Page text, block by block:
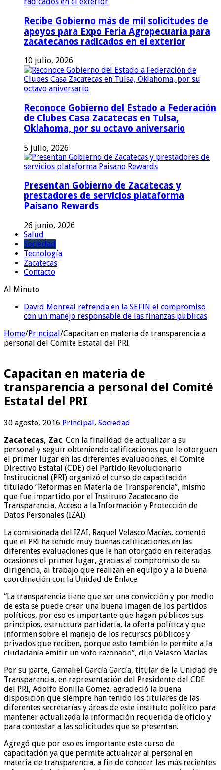
Recibe Gobierno más de mil solicitudes de
apoyos para Expo Feria Agropecuaria para
zacatecanos radicados en el exterior
10 julio, 2026
Reconoce Gobierno del Estado a Federación
de Clubes Casa Zacatecas en Tulsa,
Oklahoma, por su octavo aniversario
5 julio, 2026
Presentan Gobierno de Zacatecas y
prestadores de servicios plataforma
Paisano Rewards
26 junio, 2026
Salud
Sociedad
Tecnología
Zacatecas
Contacto
Al Minuto
David Monreal refrenda en la SEFIN el compromiso
con un manejo responsable de las finanzas públicas
Home/Principal/Capacitan en materia de transparencia a
personal del Comité Estatal del PRI
Capacitan en materia de
transparencia a personal del Comité
Estatal del PRI
30 agosto, 2016 Principal, Sociedad
Zacatecas, Zac. Con la finalidad de actualizar a su
personal y seguir obteniendo calificaciones que le otorguen
el primer lugar en las diferentes evaluaciones, el Comité
Directivo Estatal (CDE) del Partido Revolucionario
Institucional (PRI) organizó el curso de capacitación
titulado “Reformas en Materia de Transparencia”, mismo
que fue impartido por el Instituto Zacatecano de
Transparencia, Acceso a la Información y Protección de
Datos Personales (IZAI).
La comisionada del IZAI, Raquel Velasco Macías, comentó
que el PRI ha tenido muy buenas calificaciones en las
diferentes evaluaciones que le han otorgado en reiteradas
ocasiones el primer lugar, gracias al compromiso de su
dirigencia, al trabajo que realizan en equipo y a la buena
coordinación con la Unidad de Enlace.
“La transparencia tiene que ser una convicción y por medio
de esta se puede crear una buena imagen de los partidos
políticos, por eso es importante que hagan públicos sus
principios, estructura partidaria, la oferta política y que
informen sobre el manejo de los recursos públicos y
privados que reciben, porque esto también le permite a la
ciudadanía emitir un voto razonado”, dijo Velasco Macías.
Por su parte, Gamaliel García García, titular de la Unidad de
Transparencia, en representación del Presidente del CDE
del PRI, Adolfo Bonilla Gómez, agradeció la buena
disposición que siempre han tenido los titulares de las
diferentes secretarías y áreas de este instituto político para
mantener actualizada la información requerida de oficio y
para contestar a las solicitudes que se presentan.
Agregó que por eso es importante este curso de
capacitación ya que permite actualizar al personal en
materia de transparencia, a fin de conocer las más recientes